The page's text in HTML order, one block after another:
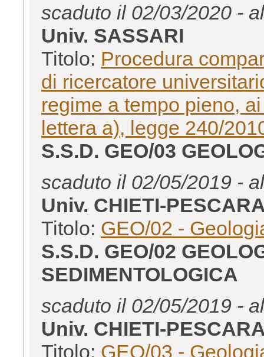
scaduto il 02/03/2020 -
Univ. SASSARI
Titolo: Procedura
di ricercatore
regime a tempo pieno,
lettera a), legge 240/
S.S.D. GEO/03
scaduto il 02/05/2019 -
Univ. CHIETI-
Titolo: GEO/02 -
S.S.D. GEO/02
SEDIMENTOLOGICA
scaduto il 02/05/2019 -
Univ. CHIETI-
Titolo: GEO/03 -